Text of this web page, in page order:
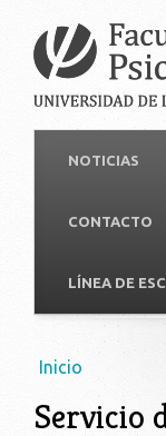
NOTICIAS
CONTACTO
LÍNEA DE
Usted está
Inicio
Servicio